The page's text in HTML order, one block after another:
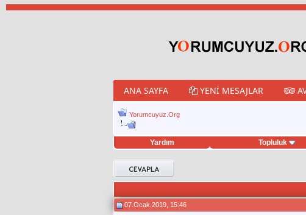
ANA SAYFA YENI MESAJLAR
Yorumcuyuz.Org
Yardım Topluluk
twitter retweet hilesi
07.Ocak.2019, 15:46